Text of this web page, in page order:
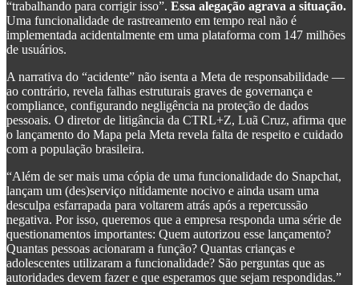
“trabalhando para corrigir isso”. Essa alegação agrava a situação.
Uma funcionalidade de rastreamento em tempo real não é
implementada acidentalmente em uma plataforma com 147 milhões
de usuários.
A narrativa do “acidente” não isenta a Meta de responsabilidade —
ao contrário, revela falhas estruturais graves de governança e
compliance, configurando negligência na proteção de dados
pessoais. O diretor de litigância da CTRL+Z, Luã Cruz, afirma que
o lançamento do Mapa pela Meta revela falta de respeito e cuidado
com a população brasileira.
“Além de ser mais uma cópia de uma funcionalidade do Snapchat,
lançam um (des)serviço nitidamente nocivo e ainda usam uma
desculpa esfarrapada para voltarem atrás após a repercussão
negativa. Por isso, queremos que a empresa responda uma série de
questionamentos importantes: Quem autorizou esse lançamento?
Quantas pessoas acionaram a função? Quantas crianças e
adolescentes utilizaram a funcionalidade? São perguntas que as
autoridades devem fazer e que esperamos que sejam respondidas.”